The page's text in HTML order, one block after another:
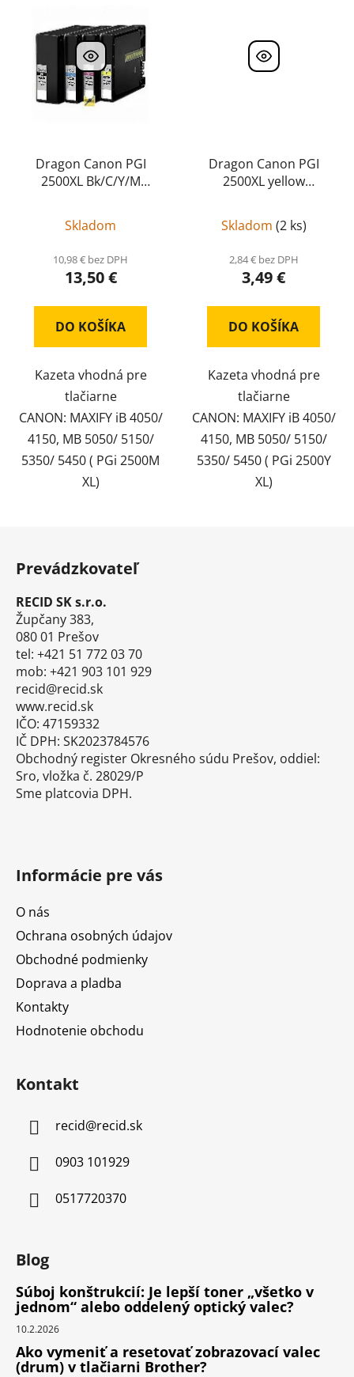
Dragon Canon PGI
2500XL Bk/C/Y/M
2500XL Bk/C/Y/M
kompatibil pack
Skladom
10,98 € bez DPH
13,50 €
DO KOŠÍKA
Kazeta vhodná pre
tlačiarne
CANON: MAXIFY iB 4050/
4150, MB 5050/ 5150/
5350/ 5450 ( PGi 2500M
XL)
Dragon Canon PGI
2500XL yellow
yellow
Skladom (2 ks)
2,84 € bez DPH
3,49 €
DO KOŠÍKA
Kazeta vhodná pre
tlačiarne
CANON: MAXIFY iB 4050/
4150, MB 5050/ 5150/
5350/ 5450 ( PGi 2500Y
XL)
Prevádzkovateľ
RECID SK s.r.o.
Župčany 383,
080 01 Prešov
tel: +421 51 772 03 70
mob: +421 903 101 929
recid@recid.sk
www.recid.sk
IČO: 47159332
IČ DPH: SK2023784576
Obchodný register Okresného súdu Prešov, oddiel:
Sro, vložka č. 28029/P
Sme platcovia DPH.
Informácie pre vás
O nás
Ochrana osobných údajov
Obchodné podmienky
Doprava a pladba
Kontakty
Hodnotenie obchodu
Kontakt
recid@recid.sk
0903 101929
0517720370
Blog
Súboj konštrukcií: Je lepší toner „všetko v
jednom“ alebo oddelený optický valec?
10.2.2026
Ako vymeniť a resetovať zobrazovací valec
(drum) v tlačiarni Brother?